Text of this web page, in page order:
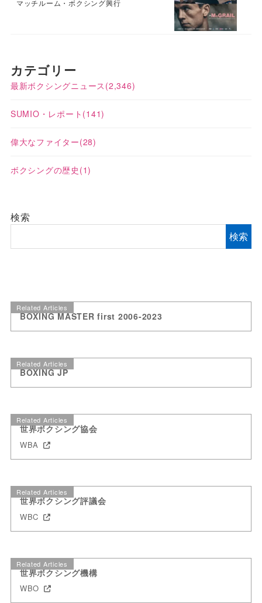
マッチルーム・ボクシング興行
カテゴリー
最新ボクシングニュース (2,346)
SUMIO・レポート (141)
偉大なファイター(28)
ボクシングの歴史 (1)
検索
検索
Related Articles
BOXING MASTER first 2006-2023
Related Articles
BOXING JP
Related Articles
世界ボクシング協会
WBA
Related Articles
世界ボクシング評議会
WBC
Related Articles
世界ボクシング機構
WBO